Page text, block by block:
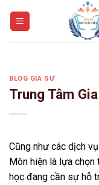
BLOG GIA SƯ
Trung Tâm
Cũng như các dịch
Môn hiện là lựa
học đang cần sự hỗ